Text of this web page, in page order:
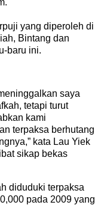
yang diperoleh di
Bintang dan
baru ini.
saya
tetapi turut
kami
terpaksa berhutang
kata Lau Yiek
sikap bekas
diduduki terpaksa
pada 2009 yang